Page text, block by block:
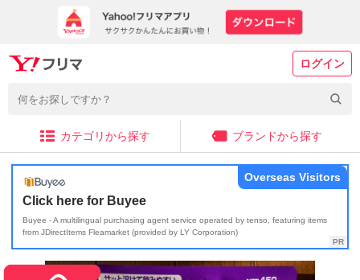
ログイン
カテゴリから探す ブランドから探す
Click here for Buyee
Buyee - A multilingual purchasing agent service operated by tenso, featuring items
from JDirectItems Fleamarket (provided by LY Corporation)
Overseas Visitors